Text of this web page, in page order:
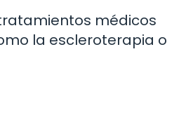
médicos
la escleroterapia o